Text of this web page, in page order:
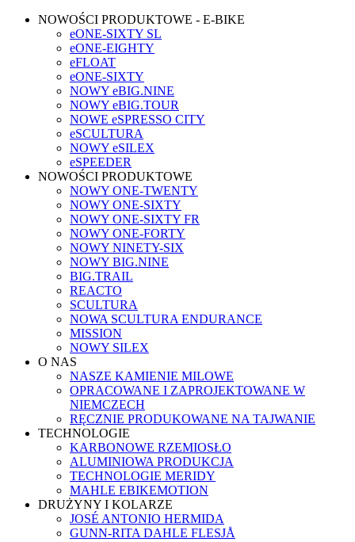
NOWOŚCI PRODUKTOWE - E-BIKE
eONE-SIXTY SL
eONE-EIGHTY
eFLOAT
eONE-SIXTY
NOWY eBIG.NINE
NOWY eBIG.TOUR
NOWE eSPRESSO CITY
eSCULTURA
NOWY eSILEX
eSPEEDER
NOWOŚCI PRODUKTOWE
NOWY ONE-TWENTY
NOWY ONE-SIXTY
NOWY ONE-SIXTY FR
NOWY ONE-FORTY
NOWY NINETY-SIX
NOWY BIG.NINE
BIG.TRAIL
REACTO
SCULTURA
NOWA SCULTURA ENDURANCE
MISSION
NOWY SILEX
O NAS
NASZE KAMIENIE MILOWE
OPRACOWANE I ZAPROJEKTOWANE W
NIEMCZECH
RĘCZNIE PRODUKOWANE NA TAJWANIE
TECHNOLOGIE
KARBONOWE RZEMIOSŁO
ALUMINIOWA PRODUKCJA
TECHNOLOGIE MERIDY
MAHLE EBIKEMOTION
DRUŻYNY I KOLARZE
JOSÉ ANTONIO HERMIDA
GUNN-RITA DAHLE FLESJÅ